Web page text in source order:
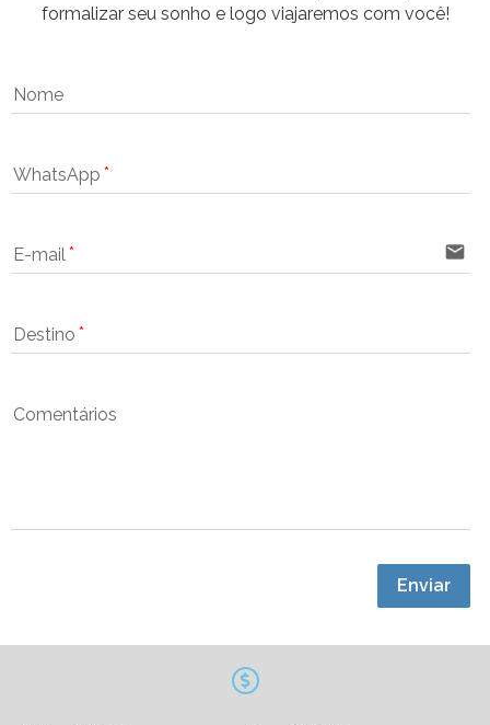
formalizar seu sonho e logo viajaremos com você!
Nome
WhatsApp
E-mail email
Destino
Comentários
Enviar